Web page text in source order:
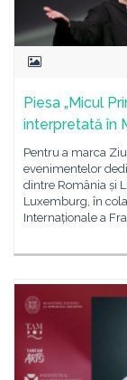
Piesa „Micul
interpretată în
Pentru a marca
evenimentelor
dintre România și
Luxemburg, în
Internaționale a